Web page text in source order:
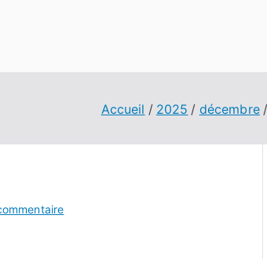
Accueil 2025 décembre
sur